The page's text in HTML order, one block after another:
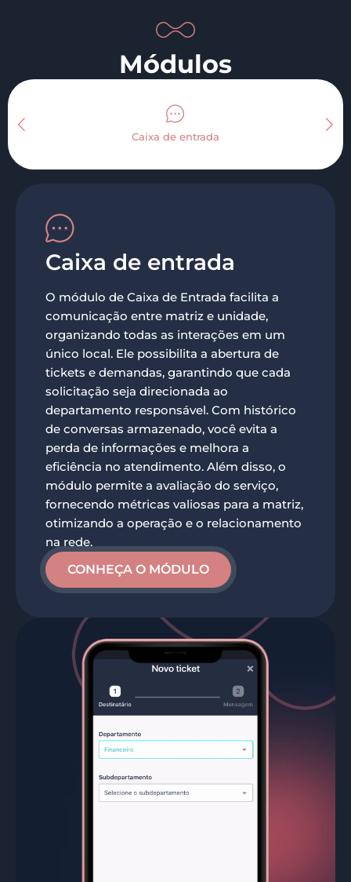
Módulos
Caixa de entrada
Caixa de entrada
O módulo de Caixa de Entrada facilita a
comunicação entre matriz e unidade,
organizando todas as interações em um
único local. Ele possibilita a abertura de
tickets e demandas, garantindo que cada
solicitação seja direcionada ao
departamento responsável. Com histórico
de conversas armazenado, você evita a
perda de informações e melhora a
eficiência no atendimento. Além disso, o
módulo permite a avaliação do serviço,
fornecendo métricas valiosas para a matriz,
otimizando a operação e o relacionamento
na rede.
CONHEÇA O MÓDULO